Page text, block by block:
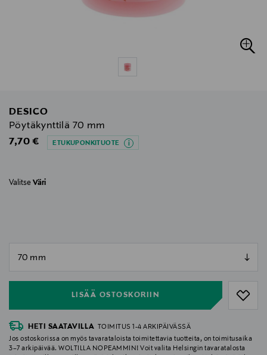
DESICO
Pöytäkynttilä 70 mm
Original Price
7,70 € ETUKUPONKITUOTE
Valitse Väri
LISÄÄ OSTOSKORIIN
HETI SAATAVILLA
TOIMITUS 1-4 ARKIPÄIVÄSSÄ
Jos ostoskorissa on myös tavarataloista toimitettavia tuotteita, on toimitusaika
3–7 arkipäivää. WOLTILLA NOPEAMMIN! Voit valita Helsingin tavaratalosta